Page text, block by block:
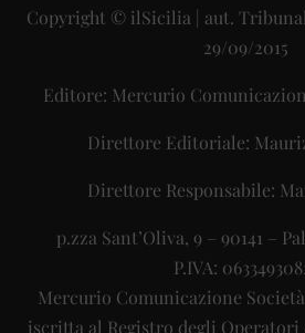
Copyright © ilSicilia | aut.
29/09/2015
Editore: Mercurio
Direttore Editoriale:
Direttore Responsabile:
p.zza Sant’Oliva, 9 – 90141 –
P.IVA:
Mercurio Comunicazione
iscritta al Registro degli